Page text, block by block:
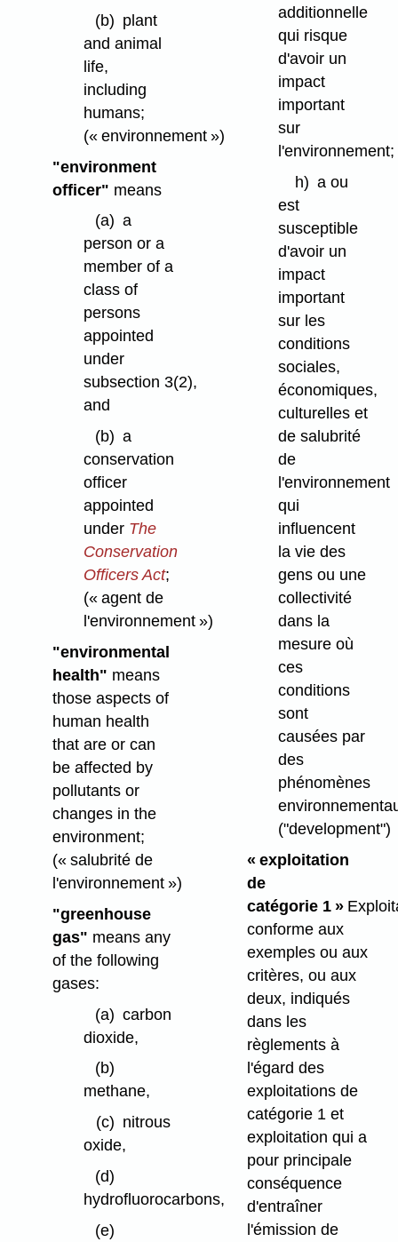
(b) plant
and animal
life,
including
humans;
(« environnement »)
"environment
officer" means
(a) a
person or a
member of a
class of
persons
appointed
under
subsection 3(2),
and
(b) a
conservation
officer
appointed
under The
Conservation
Officers Act;
(« agent de
l'environnement »)
"environmental
health" means
those aspects of
human health
that are or can
be affected by
pollutants or
changes in the
environment;
(« salubrité de
l'environnement »)
"greenhouse
gas" means any
of the following
gases:
(a) carbon
dioxide,
(b)
methane,
(c) nitrous
oxide,
(d)
hydrofluorocarbons,
(e)
additionnelle
qui risque
d'avoir un
impact
important
sur
l'environnement;
h) a ou
est
susceptible
d'avoir un
impact
important
sur les
conditions
sociales,
économiques,
culturelles et
de salubrité
de
l'environnement
qui
influencent
la vie des
gens ou une
collectivité
dans la
mesure où
ces
conditions
sont
causées par
des
phénomènes
("development")
« exploitation
de
catégorie 1 »
conforme aux
exemples ou aux
critères, ou aux
deux, indiqués
dans les
règlements à
l'égard des
exploitations de
catégorie 1 et
exploitation qui a
pour principale
conséquence
d'entraîner
l'émission de